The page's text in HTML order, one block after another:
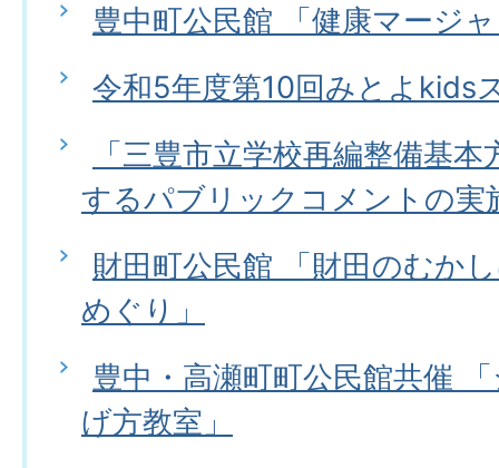
豊中町公民館 「健康マージ
令和5年度第10回みとよkids
「三豊市立学校再編整備基
するパブリックコメントの実
財田町公民館 「財田のむか
めぐり」
豊中・高瀬町町公民館共催
げ方教室」